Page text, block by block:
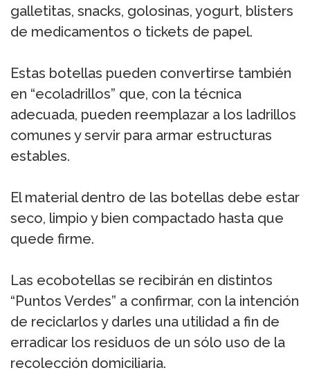
galletitas, snacks, golosinas, yogurt, blisters
de medicamentos o tickets de papel.
Estas botellas pueden convertirse también
en “ecoladrillos” que, con la técnica
adecuada, pueden reemplazar a los ladrillos
comunes y servir para armar estructuras
estables.
El material dentro de las botellas debe estar
seco, limpio y bien compactado hasta que
quede firme.
Las ecobotellas se recibirán en distintos
“Puntos Verdes” a confirmar, con la intención
de reciclarlos y darles una utilidad a fin de
erradicar los residuos de un sólo uso de la
recolección domiciliaria.